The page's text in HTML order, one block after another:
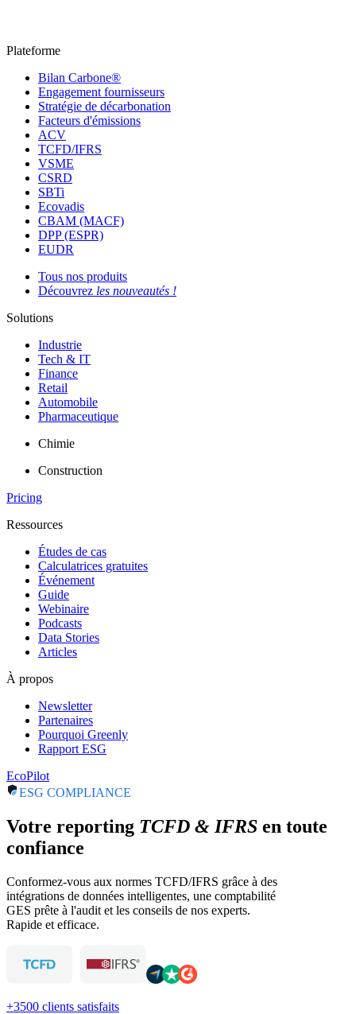
Plateforme
Bilan Carbone®
Engagement fournisseurs
Stratégie de décarbonation
Facteurs d'émissions
ACV
TCFD/IFRS
VSME
CSRD
SBTi
Ecovadis
CBAM (MACF)
DPP (ESPR)
EUDR
Tous nos produits
Découvrez les nouveautés !
Solutions
Industrie
Tech & IT
Finance
Retail
Automobile
Pharmaceutique
Chimie
Construction
Pricing
Ressources
Études de cas
Calculatrices gratuites
Événement
Guide
Webinaire
Podcasts
Data Stories
Articles
À propos
Newsletter
Partenaires
Pourquoi Greenly
Rapport ESG
EcoPilot
ESG COMPLIANCE
Votre reporting TCFD & IFRS en toute
confiance
Conformez-vous aux normes TCFD/IFRS grâce à des
intégrations de données intelligentes, une comptabilité
GES prête à l'audit et les conseils de nos experts.
Rapide et efficace.
+3500 clients satisfaits